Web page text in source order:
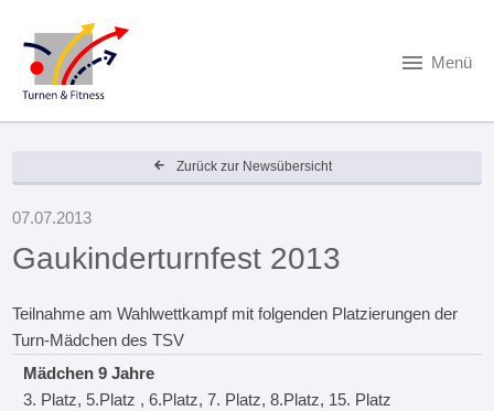
Menü
Zurück zur Newsübersicht
07.07.2013
Gaukinderturnfest 2013
Teilnahme am Wahlwettkampf mit folgenden Platzierungen der
Turn-Mädchen des TSV
Mädchen 9 Jahre
3. Platz, 5.Platz , 6.Platz, 7. Platz, 8.Platz, 15. Platz